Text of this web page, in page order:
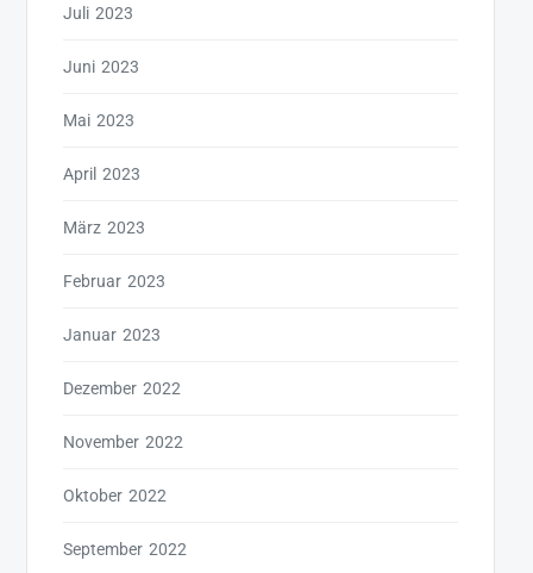
Juli 2023
Juni 2023
Mai 2023
April 2023
März 2023
Februar 2023
Januar 2023
Dezember 2022
November 2022
Oktober 2022
September 2022